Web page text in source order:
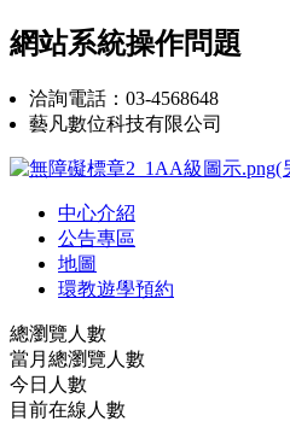
網站系統操作問題
洽詢電話：03-4568648
藝凡數位科技有限公司
中心介紹
公告專區
地圖
環教遊學預約
總瀏覽人數
當月總瀏覽人數
今日人數
目前在線人數